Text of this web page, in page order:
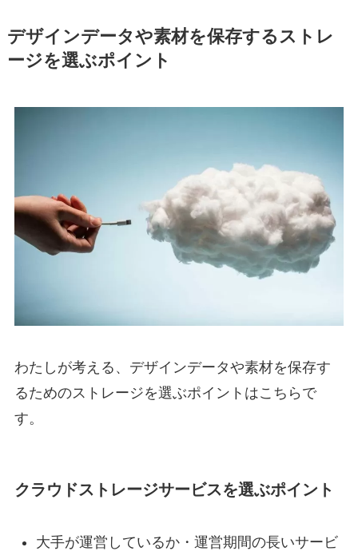
デザインデータや素材を保存するストレ
ージを選ぶポイント
わたしが考える、デザインデータや素材を保存す
るためのストレージを選ぶポイントはこちらで
す。
クラウドストレージサービスを選ぶポイント
大手が運営しているか・運営期間の長いサービ